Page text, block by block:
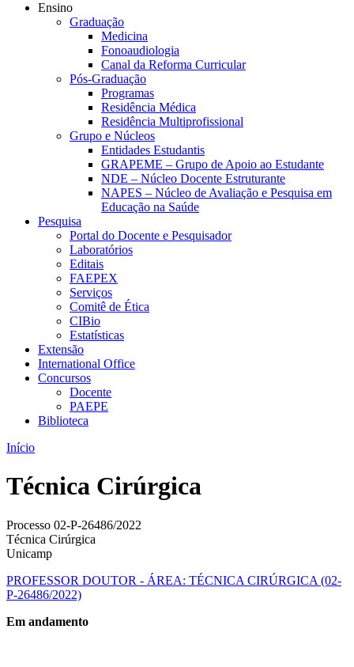
Ensino
Graduação
Medicina
Fonoaudiologia
Canal da Reforma Curricular
Pós-Graduação
Programas
Residência Médica
Residência Multiprofissional
Grupo e Núcleos
Entidades Estudantis
GRAPEME – Grupo de Apoio ao Estudante
NDE – Núcleo Docente Estruturante
NAPES – Núcleo de Avaliação e Pesquisa em
Educação na Saúde
Pesquisa
Portal do Docente e Pesquisador
Laboratórios
Editais
FAEPEX
Serviços
Comitê de Ética
CIBio
Estatísticas
Extensão
International Office
Concursos
Docente
PAEPE
Biblioteca
Início
Técnica Cirúrgica
Processo 02-P-26486/2022
Técnica Cirúrgica
Unicamp
PROFESSOR DOUTOR - ÁREA: TÉCNICA CIRÚRGICA (02-
P-26486/2022)
Em andamento